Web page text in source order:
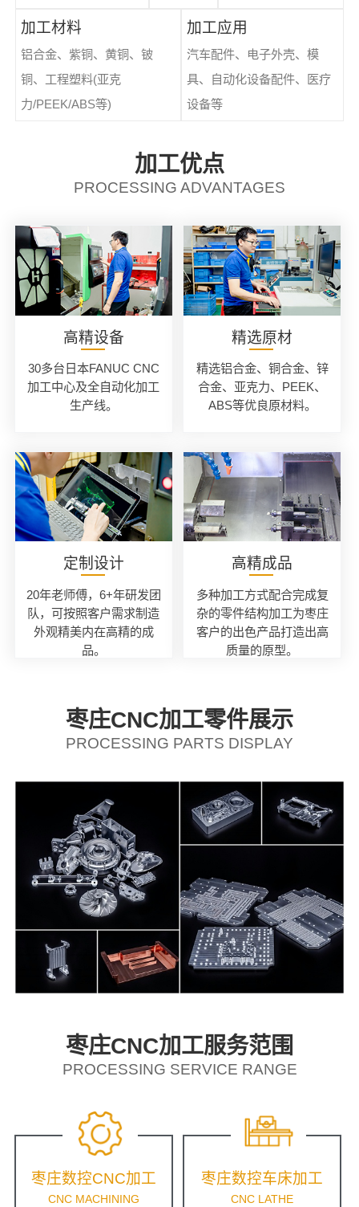
加工材料
铝合金、紫铜、黄铜、铍
铜、工程塑料(亚克
力/PEEK/ABS等)
加工应用
汽车配件、电子外壳、模
具、自动化设备配件、医疗
设备等
加工优点
PROCESSING ADVANTAGES
高精设备
30多台日本FANUC CNC
加工中心及全自动化加工
生产线。
精选原材
精选铝合金、铜合金、锌
合金、亚克力、PEEK、
ABS等优良原材料。
定制设计
20年老师傅，6+年研发团
队，可按照客户需求制造
外观精美内在高精的成
品。
高精成品
多种加工方式配合完成复
杂的零件结构加工为枣庄
客户的出色产品打造出高
质量的原型。
枣庄CNC加工零件展示
PROCESSING PARTS DISPLAY
枣庄CNC加工服务范围
PROCESSING SERVICE RANGE
枣庄数控CNC加工
CNC MACHINING
枣庄数控车床加工
CNC LATHE